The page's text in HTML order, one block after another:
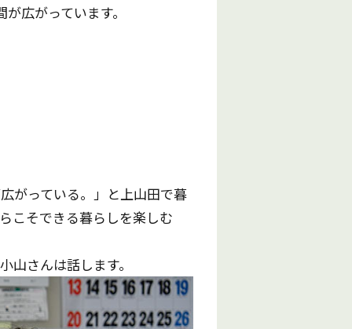
広がっています。
がっている。」と上山田で暮
こそできる暮らしを楽しむ
さんは話します。